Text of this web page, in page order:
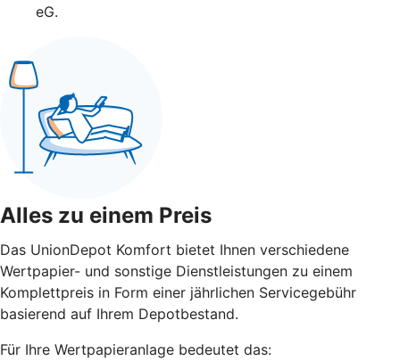
eG.
Alles zu einem Preis
Das UnionDepot Komfort bietet Ihnen verschiedene
Wertpapier- und sonstige Dienstleistungen zu einem
Komplettpreis in Form einer jährlichen Servicegebühr
basierend auf Ihrem Depotbestand.
Für Ihre Wertpapieranlage bedeutet das: